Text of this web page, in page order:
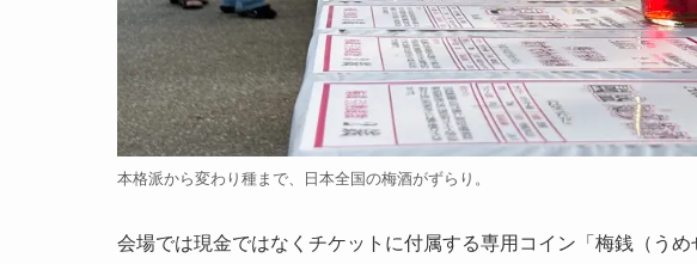
本格派から変わり種まで、日本全国の梅酒がずらり。
会場では現金ではなくチケットに付属する専用コイン「梅銭（う